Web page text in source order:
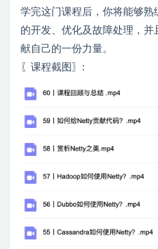
学完这门课程后，你将能够熟
的开发、优化及故障处理，
献自己的一份力量。
〖课程截图〗: